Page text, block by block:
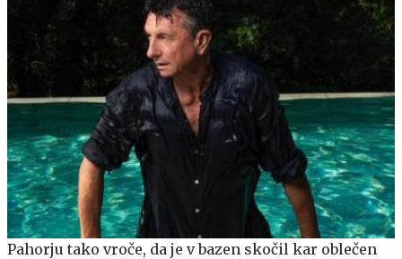
Pahorju tako vroče, da je v bazen skočil kar oblečen